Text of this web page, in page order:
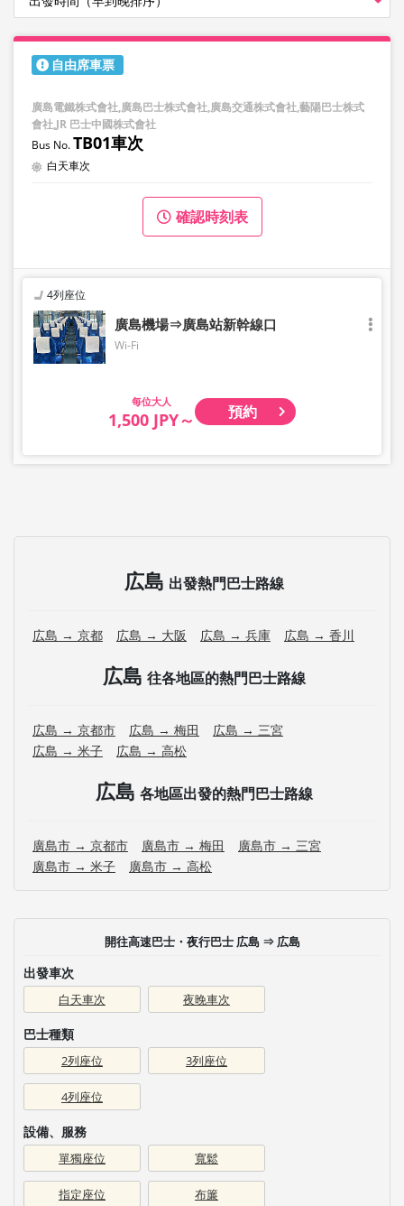
自由席車票
廣島電鐵株式會社,廣島巴士株式會社,廣島交通株式會社,藝陽巴士株式
會社,JR 巴士中國株式會社
TB01車次
白天車次
確認時刻表
4列座位
廣島機場⇒廣島站新幹線口
Wi-Fi
大人
1,500 JPY～ 預約
広島 出發熱門巴士路線
広島 → 京都 広島 → 大阪 広島 → 兵庫 広島 → 香川
広島 往各地區的熱門巴士路線
広島 → 京都市 広島 → 梅田
広島 → 三宮
広島 → 米子
広島 → 高松
広島 各地區出發的熱門巴士路線
廣島市 → 京都市 廣島市 → 梅田
廣島市 → 三宮
廣島市 → 米子
廣島市 → 高松
開往高速巴士・夜行巴士 広島 ⇒ 広島
出發車次
白天車次 夜晚車次
巴士種類
2列座位 3列座位
4列座位
設備、服務
單獨座位 寬鬆
指定座位 布簾